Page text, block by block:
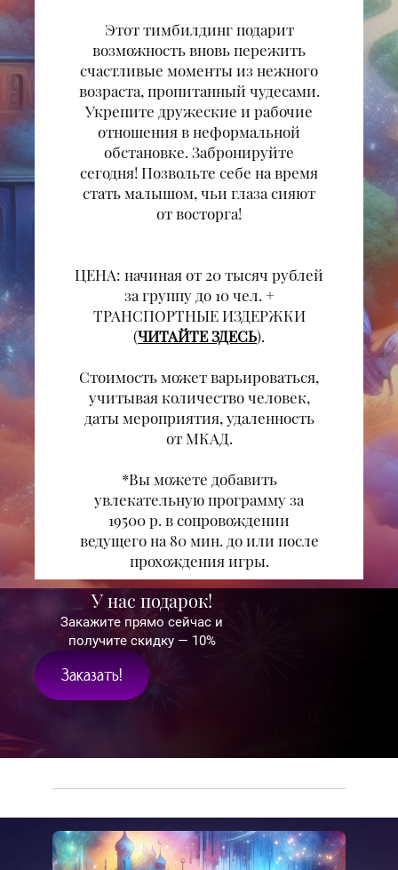
Этот тимбилдинг подарит
возможность вновь пережить
счастливые моменты из нежного
возраста, пропитанный чудесами.
Укрепите дружеские и рабочие
отношения в неформальной
обстановке. Забронируйте
сегодня! Позвольте себе на время
стать малышом, чьи глаза сияют
от восторга!
ЦЕНА: начиная от 20 тысяч рублей
за группу до 10 чел. +
ТРАНСПОРТНЫЕ ИЗДЕРЖКИ
(ЧИТАЙТЕ ЗДЕСЬ).
Стоимость может варьироваться,
учитывая количество человек,
даты мероприятия, удаленность
от МКАД.
*Вы можете добавить
увлекательную программу за
19500 p. в сопровождении
ведущего на 80 мин. до или после
прохождения игры.
У нас подарок!
Закажите прямо сейчас и
получите скидку — 10%
Заказать!